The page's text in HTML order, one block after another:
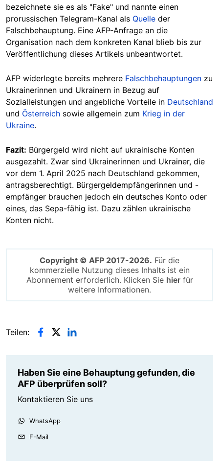
bezeichnete sie es als "Fake" und nannte einen
prorussischen Telegram-Kanal als Quelle der
Falschbehauptung. Eine AFP-Anfrage an die
Organisation nach dem konkreten Kanal blieb bis zur
Veröffentlichung dieses Artikels unbeantwortet.
AFP widerlegte bereits mehrere Falschbehauptungen zu
Ukrainerinnen und Ukrainern in Bezug auf
Sozialleistungen und angebliche Vorteile in Deutschland
und Österreich sowie allgemein zum Krieg in der
Ukraine.
Fazit: Bürgergeld wird nicht auf ukrainische Konten
ausgezahlt. Zwar sind Ukrainerinnen und Ukrainer, die
vor dem 1. April 2025 nach Deutschland gekommen,
antragsberechtigt. Bürgergeldempfängerinnen und -
empfänger brauchen jedoch ein deutsches Konto oder
eines, das Sepa-fähig ist. Dazu zählen ukrainische
Konten nicht.
Copyright © AFP 2017-2026. Für die
kommerzielle Nutzung dieses Inhalts ist ein
Abonnement erforderlich. Klicken Sie hierfür
weitere Informationen.
Teilen:
Haben Sie eine Behauptung gefunden, die
AFP überprüfen soll?
Kontaktieren Sie uns
WhatsApp
E-Mail